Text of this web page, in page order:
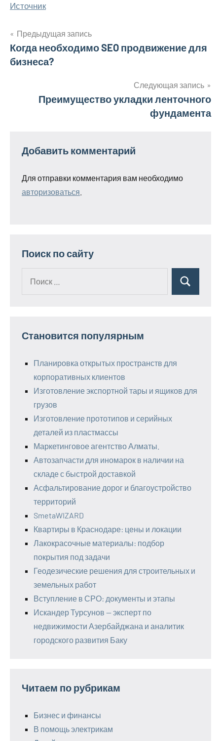
Источник
Навигация
по
Предыдущая запись
Когда необходимо SEO продвижение для
бизнеса?
Следующая запись
Преимущество укладки ленточного
фундамента
Добавить комментарий
Для отправки комментария вам необходимо
авторизоваться
Поиск по сайту
Поиск
Становится популярным
Планировка открытых пространств для
корпоративных клиентов
Изготовление экспортной тары и ящиков для
грузов
Изготовление прототипов и серийных
деталей из пластмассы
Маркетинговое агентство Алматы.
Автозапчасти для иномарок в наличии на
складе с быстрой доставкой
Асфальтирование дорог и благоустройство
территорий
SmetaWIZARD
Квартиры в Краснодаре: цены и локации
Лакокрасочные материалы: подбор
покрытия под задачи
Геодезические решения для строительных и
земельных работ
Вступление в СРО: документы и этапы
Искандер Турсунов — эксперт по
недвижимости Азербайджана и аналитик
городского развития Баку
Читаем по рубрикам
Бизнес и финансы
В помощь электрикам